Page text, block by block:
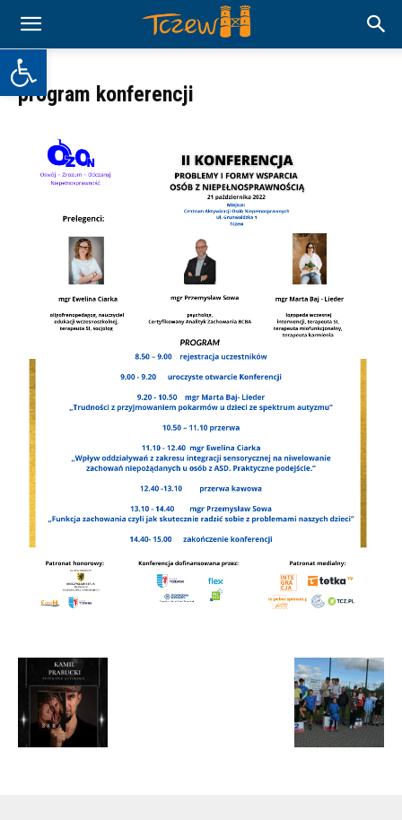
Otwórz pasek narzędzi
program konferencji